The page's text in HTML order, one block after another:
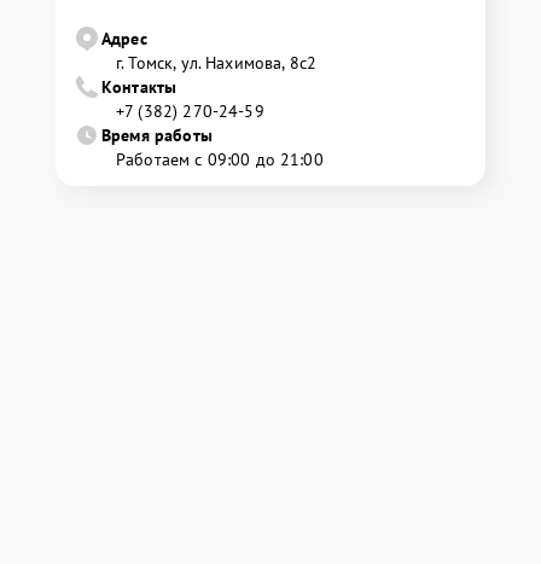
Адрес
г. Томск, ул. Нахимова, 8с2
Контакты
+7 (382) 270-24-59
Время работы
Работаем с 09:00 до 21:00